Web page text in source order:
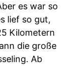
es war so
lief so gut,
Kilometern
die große
Ab